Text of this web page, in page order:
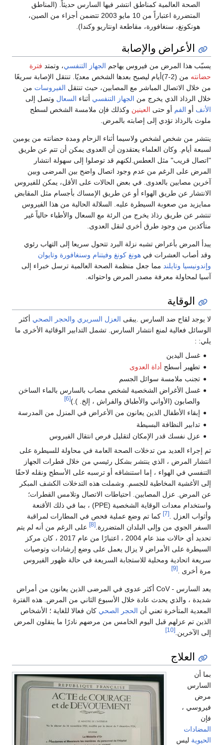
الصحة العالمية كمناطق انتشر فيها السارس حديثاً. (المناطق
المتضررة اعتباراً من 10 مايو 2003 تتضمن أجزاء من الصين،
هونكونغ، سنغافورة، مقاطعة اونتاريو وكندا).
الأعراض والإصابة
يسبّب هذا المرض من فيروس يهاجمالجهاز التنفسي ، وتمتدفترة
حضانته
من (2-7)أيام ليصبح بعدها الشخص معديًا. تنتقل الإصابة سريعًا
من خلال الاتصال المباشر مع المصابين، حيث تنتقلالفيروساتمن
خلال الرذاذ الذي يخرج منالجهاز التنفسي أثناءالسعال وتصل إلى
الأنفأوالفمأو حتىالعينينوكذلك فإن ملامسة الشخص لسطح
ملوث بالرذاذ تؤدي إلى إصابته بالمرض.
ينتشر من شخص لشخص ولاسيما أثناء الزحام ومدة حضانته من يومين
لسبعة أيام. وكان العلماء يعتقدون أن العدوى يمكن أن تتم عن طريق
"اتصال قريب" مثل العطس.لكنهم قد توصلوا إلى سهولة انتشار
المرض على الرغم من عدم وجود اتصال واضح بين المرضى وبين
آخرين مصابين بالعدوى. في بعض الحالات على الأقل، يمكن للفيروس
الانتشار عن طريق الهواء أو عن طريق الإمساك بأجسام مثل المقابض
ممايزيد من صعوبة السيطرة عليه. السلالة الحالية من هذا الفيروس
تنتشر عن طريق رذاذ يخرج من الرئة مع السعال والأطباء حالياً غير
متأكدين من وجود طرق أخرى لنقل العدوى.
يبدأ المرض بأعراض تشبه نزلة البرد تتحول سريعا إلى التهاب رئوي
وقد أصاب العشرات فيهونغ كونغ وفيتنام وسنغافورة وتايوان
وإندونيسيا وتايلندمما جعل منظمة الصحة العالمية ترسل خبراء إلى
آسيا لمحاولة معرفة مصدر المرض واحتوائه.
الوقاية
لا يوجد لقاح ضد السارس .يبقىالعزل السريري والحجر الصحي أكثر
الوسائل فعالية لمنع انتشار السارس. تشمل التدابير الوقائية الأخرى ما
يلي: :
غسل اليدين
تطهير أسطحأداة العدوى
تجنب ملامسة سوائل الجسم
غسل الأغراض الشخصية لشخص مصاب بالسارس بالماء الساخن
والصابون (الأواني والأطباق والفراش ، إلخ. ).) [6]
إبقاء الأطفال الذين يعانون من الأعراض في المنزل من المدرسة
تدابير النظافة البسيطة
عزل نفسك قدر الإمكان لتقليل فرص انتقال الفيروس
تم إجراء العديد من تدخلات الصحة العامة في محاولة للسيطرة على
انتشار المرض ، الذي ينتشر بشكل رئيسي من خلال قطرات الجهاز
التنفسي في الهواء ، إما استنشاقه أو ترسبه على الأسطح ونقله لاحقًا
إلى الأغشية المخاطية للجسم. وشملت هذه التدخلات الكشف المبكر
عن المرض. عزل المصابين. احتياطات الاتصال وتلامس القطرات؛
واستخدام معدات الوقاية الشخصية (PPE) ، بما في ذلك الأقنعة
وأثواب العزل .
كما تم وضع عملية فحص في المطارات لمراقبة
السفر الجوي من وإلى البلدان المتضررة.
على الرغم من أنه لم يتم
تحديد أي حالات منذ عام 2004 ، اعتبارًا من عام 2017 ، كان مركز
السيطرة على الأمراض لا يزال يعمل على وضع إرشادات وتوصيات
سريعة اتحادية ومحلية للاستجابة السريعة في حالة ظهور الفيروس
مرة أخرى .
يعد السارس - CoV أكثر عدوى في المرضى الذين يعانون من أمراض
شديدة ، والذي يحدث عادة خلال الأسبوع الثاني من المرض. هذه الفترة
المعدية المتأخرة تعني أنالحجر الصحي كان فعالا للغاية ؛ الأشخاص
الذين تم عزلهم قبل اليوم الخامس من مرضهم نادرًا ما ينقلون المرض
إلى الآخرين.
العلاج
بما أن
السارس
مرض
فيروسي ،
فإن
المضادات
الحيويةليس